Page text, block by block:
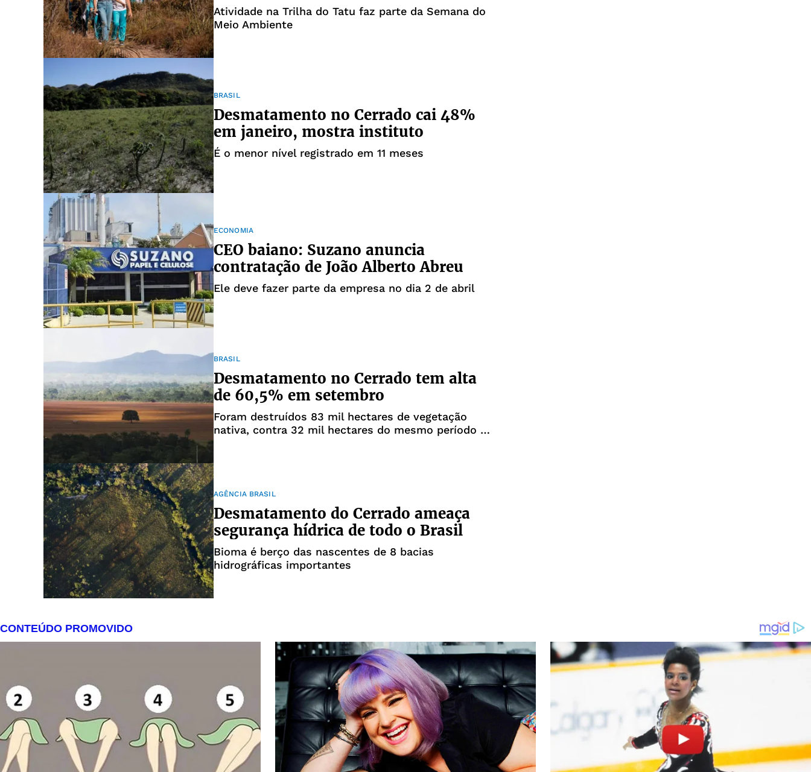
Atividade na Trilha do Tatu faz parte da Semana do
Meio Ambiente
BRASIL
Desmatamento no Cerrado cai 48%
em janeiro, mostra instituto
É o menor nível registrado em 11 meses
ECONOMIA
CEO baiano: Suzano anuncia
contratação de João Alberto Abreu
Ele deve fazer parte da empresa no dia 2 de abril
BRASIL
Desmatamento no Cerrado tem alta
de 60,5% em setembro
Foram destruídos 83 mil hectares de vegetação
nativa, contra 32 mil hectares do mesmo período de
AGÊNCIA BRASIL
Desmatamento do Cerrado ameaça
segurança hídrica de todo o Brasil
Bioma é berço das nascentes de 8 bacias
hidrográficas importantes